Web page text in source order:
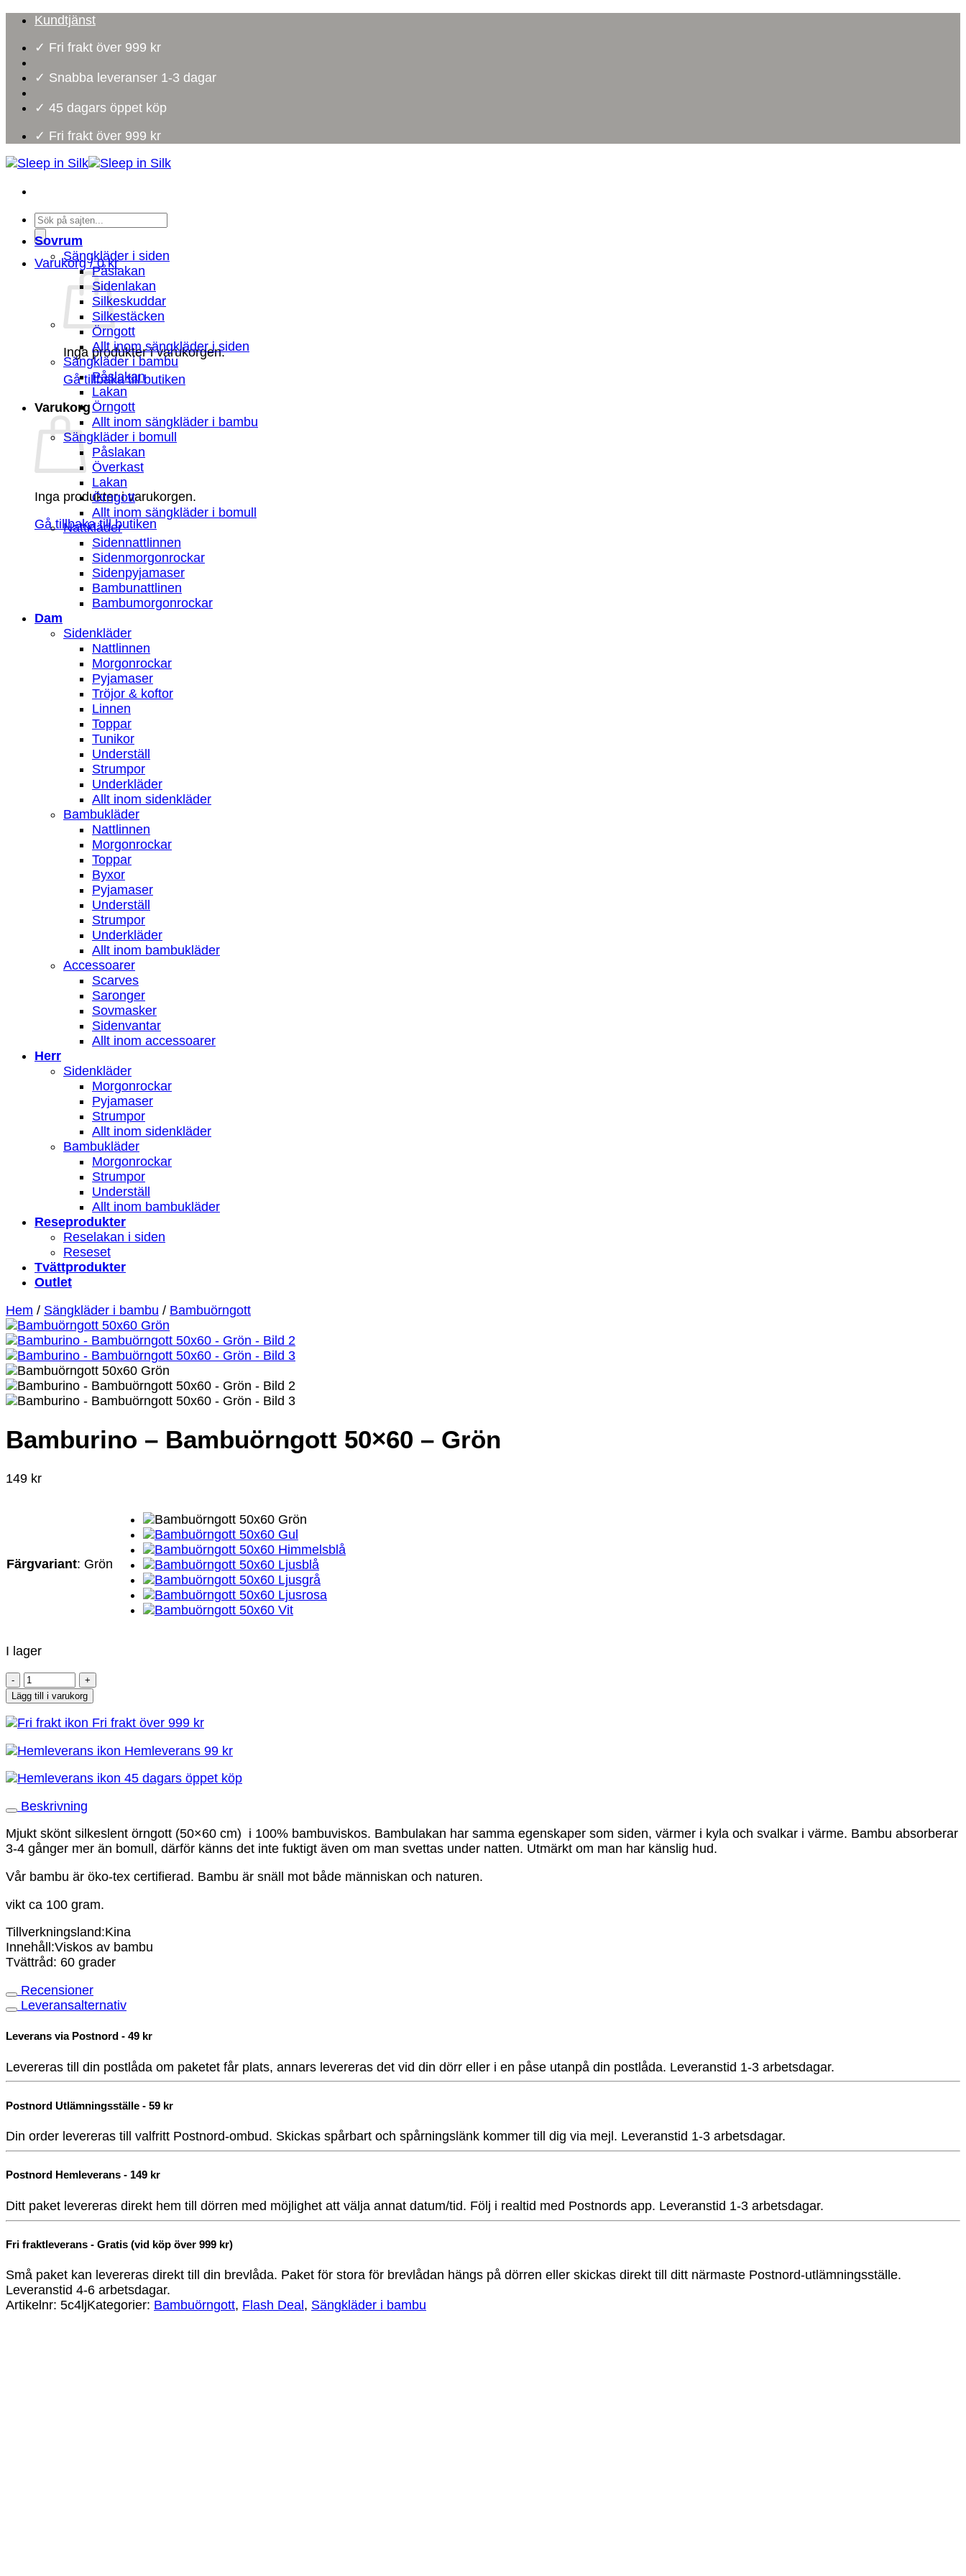
Skip
content
Kundtjänst
✓ Fri frakt över 999 kr
✓ Snabba leveranser 1-3 dagar
✓ 45 dagars öppet köp
✓ Fri frakt över 999 kr
Products
search
Varukorg /0kr
Inga produkter i varukorgen.
Gå tillbaka till butiken
Varukorg
Inga produkter i varukorgen.
Gå tillbaka till butiken
Sovrum
Sängkläder i siden
Påslakan
Sidenlakan
Silkeskuddar
Silkestäcken
Örngott
Allt inom sängkläder i siden
Sängkläder i bambu
Påslakan
Lakan
Örngott
Allt inom sängkläder i bambu
Sängkläder i bomull
Påslakan
Överkast
Lakan
Örngott
Allt inom sängkläder i bomull
Nattkläder
Sidennattlinnen
Sidenmorgonrockar
Sidenpyjamaser
Bambunattlinen
Bambumorgonrockar
Dam
Sidenkläder
Nattlinnen
Morgonrockar
Pyjamaser
Tröjor & koftor
Linnen
Toppar
Tunikor
Underställ
Strumpor
Underkläder
Allt inom sidenkläder
Bambukläder
Nattlinnen
Morgonrockar
Toppar
Byxor
Pyjamaser
Underställ
Strumpor
Underkläder
Allt inom bambukläder
Accessoarer
Scarves
Saronger
Sovmasker
Sidenvantar
Allt inom accessoarer
Herr
Sidenkläder
Morgonrockar
Pyjamaser
Strumpor
Allt inom sidenkläder
Bambukläder
Morgonrockar
Strumpor
Underställ
Allt inom bambukläder
Reseprodukter
Reselakan i siden
Reseset
Tvättprodukter
Outlet
Hem / Sängkläder i bambu / Bambuörngott
Bamburino – Bambuörngott 50×60 – Grön
149 kr
Färgvariant: Grön
I lager
Bamburino
-
Bambuörngott
50x60
Grön
Lägg till i varukorg
Fri frakt över 999 kr
Hemleverans 99 kr
45 dagars öppet köp
Beskrivning
Mjukt skönt silkeslent örngott (50×60 cm) i 100% bambuviskos. Bambulakan har samma egenskaper som siden, värmer i kyla och svalkar i värme. Bambu absorberar
3-4 gånger mer än bomull, därför känns det inte fuktigt även om man svettas under natten. Utmärkt om man har känslig hud.
Vår bambu är öko-tex certifierad. Bambu är snäll mot både människan och naturen.
vikt ca 100 gram.
Tillverkningsland:Kina
Innehåll:Viskos av bambu
Tvättråd: 60 grader
Recensioner
Leveransalternativ
Leverans via Postnord - 49 kr
Levereras till din postlåda om paketet får plats, annars levereras det vid din dörr eller i en påse utanpå din postlåda. Leveranstid 1-3 arbetsdagar.
Postnord Utlämningsställe - 59 kr
Din order levereras till valfritt Postnord-ombud. Skickas spårbart och spårningslänk kommer till dig via mejl. Leveranstid 1-3 arbetsdagar.
Postnord Hemleverans - 149 kr
Ditt paket levereras direkt hem till dörren med möjlighet att välja annat datum/tid. Följ i realtid med Postnords app. Leveranstid 1-3 arbetsdagar.
Fri fraktleverans - Gratis (vid köp över 999 kr)
Små paket kan levereras direkt till din brevlåda. Paket för stora för brevlådan hängs på dörren eller skickas direkt till ditt närmaste Postnord-utlämningsställe.
Leveranstid 4-6 arbetsdagar.
Artikelnr: 5c4ljKategorier: Bambuörngott, Flash Deal , Sängkläder i bambu